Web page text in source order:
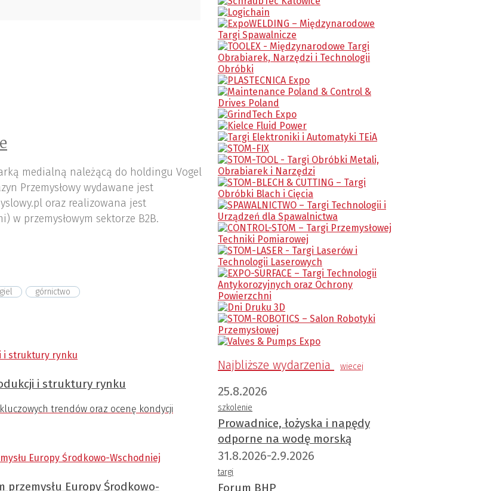
medialną należącą do holdingu Vogel
Przemysłowy wydawane jest
oraz realizowana jest
w przemysłowym sektorze B2B.
górnictwo
i struktury rynku
trendów oraz ocenę kondycji
przemysłu Europy Środkowo-
Najbliższe wydarzenia wiecej
25.8.2026
szkolenie
Prowadnice, łożyska i napędy
odporne na wodę morską
31.8.2026-2.9.2026
targi
Forum BHP